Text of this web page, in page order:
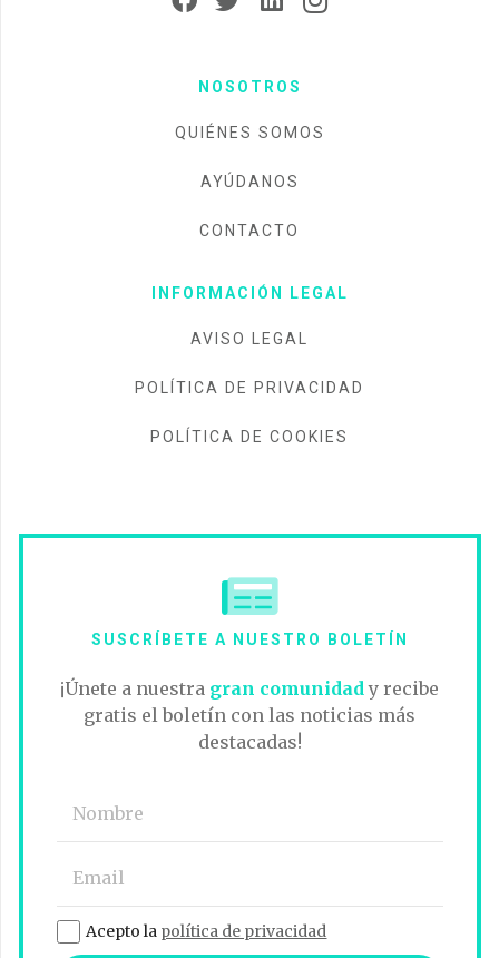
NOSOTROS
QUIÉNES SOMOS
AYÚDANOS
CONTACTO
INFORMACIÓN LEGAL
AVISO LEGAL
POLÍTICA DE PRIVACIDAD
POLÍTICA DE COOKIES
SUSCRÍBETE A NUESTRO BOLETÍN
¡Únete a nuestra gran comunidad y recibe
gratis el boletín con las noticias más
destacadas!
Acepto la política de privacidad